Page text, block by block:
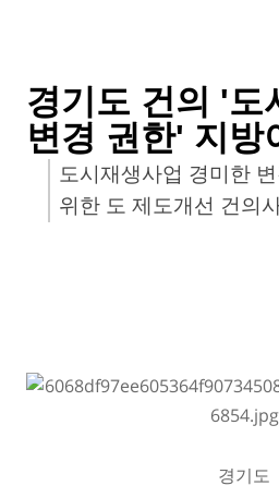
경기도 건의 '도
변경 권한' 지방
도시재생사업 경미한
위한 도 제도개선 건의
경기도